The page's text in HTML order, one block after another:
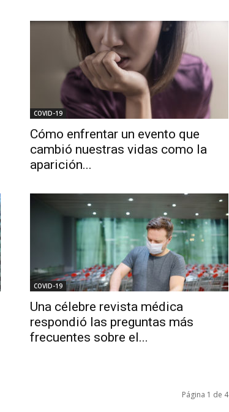
COVID-19
Cómo enfrentar un evento que
cambió nuestras vidas como la
aparición...
COVID-19
Una célebre revista médica
respondió las preguntas más
frecuentes sobre el...
Página 1 de 4